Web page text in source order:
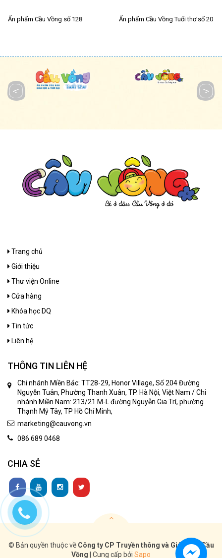
Ấn phẩm Cầu Vồng số 128 Ấn phẩm Cầu Vồng Tuổi thơ số 20
Trang chủ
Giới thiệu
Thư viện Online
Cửa hàng
Khóa học DQ
Tin tức
Liên hệ
THÔNG TIN LIÊN HỆ
Chi nhánh Miền Bắc: TT28-29, Honor Village, Số 204 Đường
Nguyễn Tuân, Phường Thanh Xuân, TP. Hà Nội, Việt Nam / Chi
nhánh Miền Nam: 213/21 M-L đường Nguyễn Gia Trí, phường
Thạnh Mỹ Tây, TP Hồ Chí Minh,
marketing@cauvong.vn
086 689 0468
CHIA SẺ
© Bản quyền thuộc về Công ty CP Truyền thông và Giáo dục Cầu
Vồng
Cung cấp bởi Sapo